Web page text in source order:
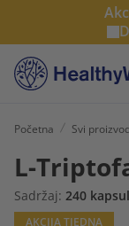
Početna Svi
L-
Sadržaj: 240
AKCIJA TJEDNA